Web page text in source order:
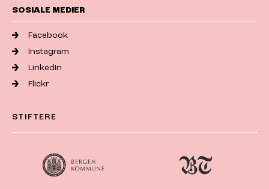
SOSIALE MEDIER
Facebook
Instagram
LinkedIn
Flickr
STIFTERE